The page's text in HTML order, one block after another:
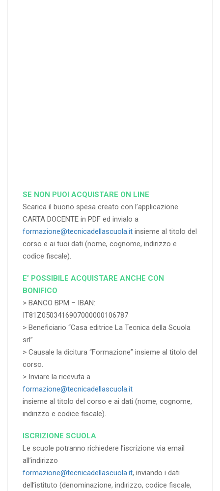
SE NON PUOI ACQUISTARE ON LINE
Scarica il buono spesa creato con l’applicazione
CARTA DOCENTE in PDF ed invialo a
formazione@tecnicadellascuola.it insieme al titolo del
corso e ai tuoi dati (nome, cognome, indirizzo e
codice fiscale).
E’ POSSIBILE ACQUISTARE ANCHE CON
BONIFICO
> BANCO BPM – IBAN:
IT81Z0503416907000000106787
> Beneficiario “Casa editrice La Tecnica della Scuola
srl”
> Causale la dicitura “Formazione” insieme al titolo del
corso.
> Inviare la ricevuta a
formazione@tecnicadellascuola.it
insieme al titolo del corso e ai dati (nome, cognome,
indirizzo e codice fiscale).
ISCRIZIONE SCUOLA
Le scuole potranno richiedere l’iscrizione via email
all’indirizzo
formazione@tecnicadellascuola.it, inviando i dati
dell’istituto (denominazione, indirizzo, codice fiscale,